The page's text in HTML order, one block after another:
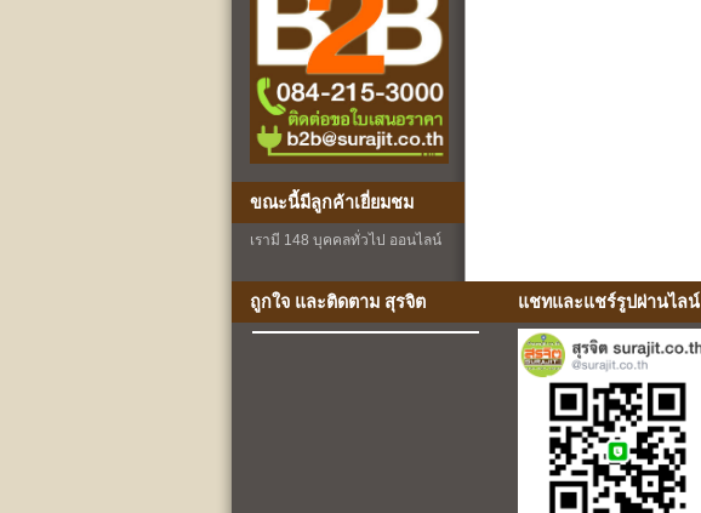
ขณะนี้มีลูกค้าเยี่ยมชม
เรามี 148 บุคคลทั่วไป ออนไลน์
ถูกใจ และติดตาม สุรจิต แชทและแชร์รูปผ่านไลน์